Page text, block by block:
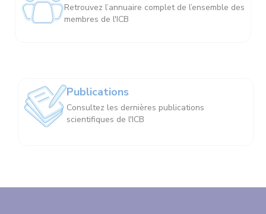
Retrouvez l’annuaire complet de l’ensemble des
membres de l'ICB
Publications
Consultez les dernières publications
scientifiques de l'ICB